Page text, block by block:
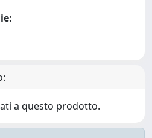
a questo prodotto.